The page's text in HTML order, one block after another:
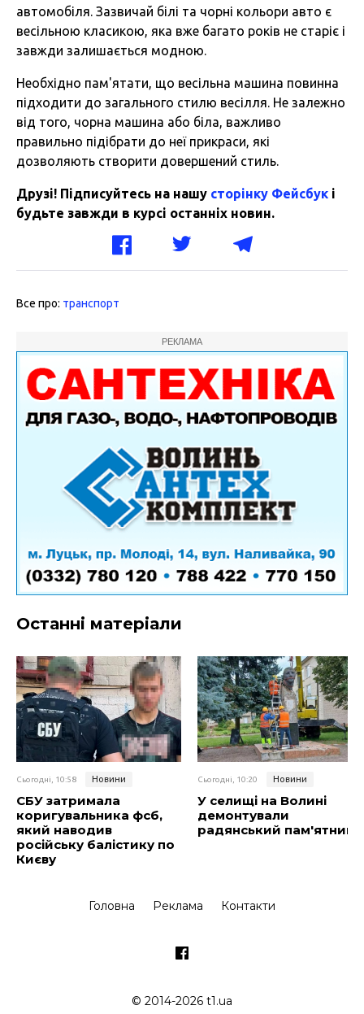
автомобіля. Зазвичай білі та чорні кольори авто є
весільною класикою, яка вже багато років не старіє і
завжди залишається модною.
Необхідно пам'ятати, що весільна машина повинна
підходити до загального стилю весілля. Не залежно
від того, чорна машина або біла, важливо
правильно підібрати до неї прикраси, які
дозволяють створити довершений стиль.
Друзі! Підписуйтесь на нашу сторінку Фейсбук і
будьте завжди в курсі останніх новин.
Все про: транспорт
РЕКЛАМА
Останні матеріали
Сьогодні, 10:58 Новини
СБУ затримала
коригувальника фсб,
який наводив
російську балістику по
Києву
Сьогодні, 10:20 Новини
У селищі на Волині
демонтували
радянський пам'ятник
Головна Реклама Контакти
© 2014-2026 t1.ua